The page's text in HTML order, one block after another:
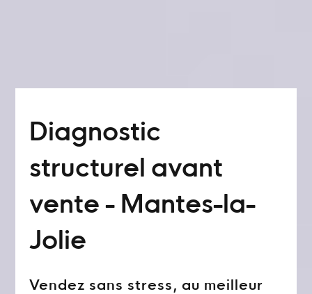
Diagnostic
structurel avant
vente - Mantes-la-
Jolie
Vendez sans stress, au meilleur